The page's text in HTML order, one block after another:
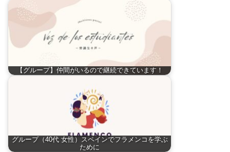
【グループ】仲間がいるので継続できています！
グループ（40代 女性）スペインでフラメンコを学ぶ
ために